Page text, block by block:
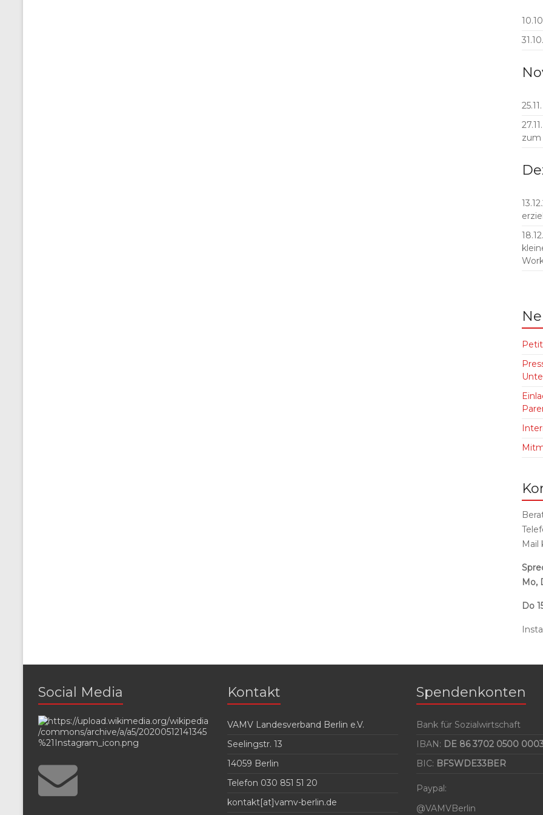
Mail
Mo,
Do
Social Media Kontakt
VAMV Landesverband Berlin e.V.
Seelingstr. 13
14059 Berlin
Telefon 030 851 51 20
kontakt[at]vamv-berlin.de
Spendenkonten
Bank für Sozialwirtschaft
IBAN: DE 86 3702 0500
BIC: BFSWDE33BER
Paypal:
@VAMVBerlin